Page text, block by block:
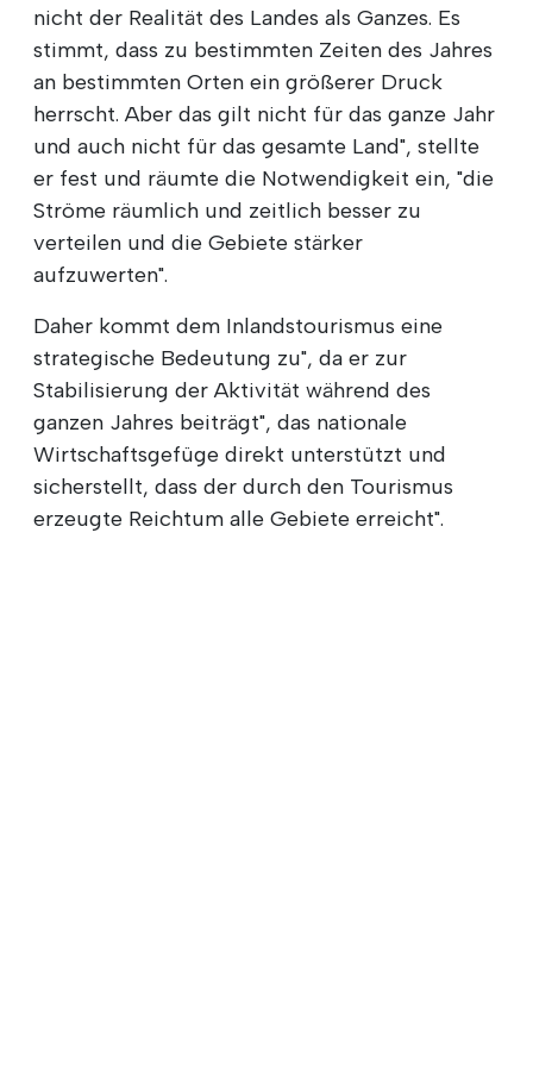
nicht der Realität des Landes als Ganzes. Es
stimmt, dass zu bestimmten Zeiten des Jahres
an bestimmten Orten ein größerer Druck
herrscht. Aber das gilt nicht für das ganze Jahr
und auch nicht für das gesamte Land", stellte
er fest und räumte die Notwendigkeit ein, "die
Ströme räumlich und zeitlich besser zu
verteilen und die Gebiete stärker
aufzuwerten".
Daher kommt dem Inlandstourismus eine
strategische Bedeutung zu", da er zur
Stabilisierung der Aktivität während des
ganzen Jahres beiträgt", das nationale
Wirtschaftsgefüge direkt unterstützt und
sicherstellt, dass der durch den Tourismus
erzeugte Reichtum alle Gebiete erreicht".